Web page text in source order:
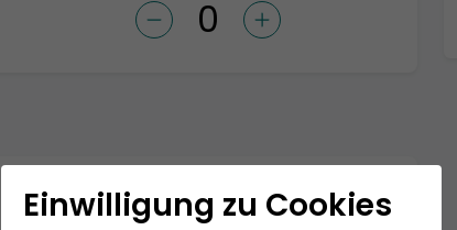
Titel
Einwilligung zu Cookies